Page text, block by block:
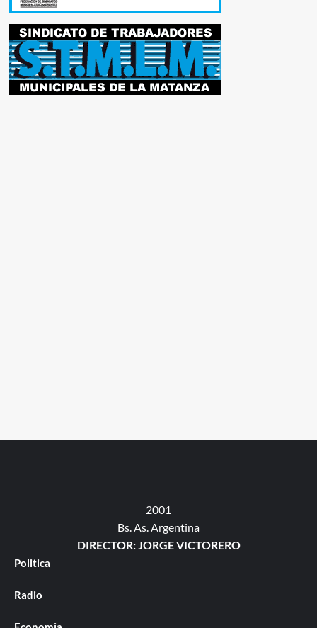
2001
Bs. As. Argentina
DIRECTOR: JORGE VICTORERO
Politica
Radio